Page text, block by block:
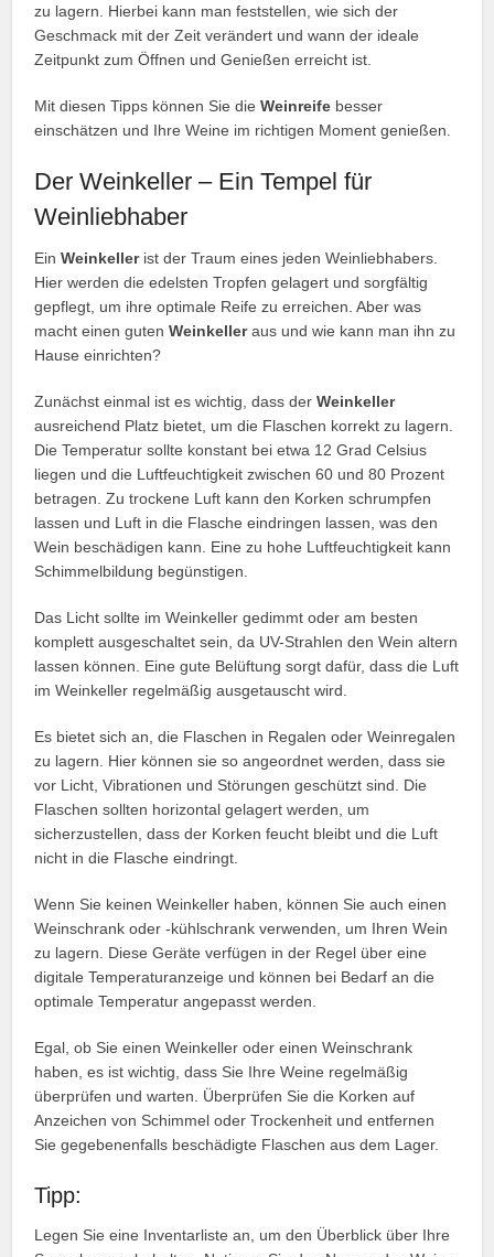
zu lagern. Hierbei kann man feststellen, wie sich der
Geschmack mit der Zeit verändert und wann der ideale
Zeitpunkt zum Öffnen und Genießen erreicht ist.
Mit diesen Tipps können Sie dieWeinreife besser
einschätzen und Ihre Weine im richtigen Moment genießen.
Der Weinkeller – Ein Tempel für
Weinliebhaber
EinWeinkellerist der Traum eines jeden Weinliebhabers.
Hier werden die edelsten Tropfen gelagert und sorgfältig
gepflegt, um ihre optimale Reife zu erreichen. Aber was
macht einen gutenWeinkelleraus und wie kann man ihn zu
Hause einrichten?
Zunächst einmal ist es wichtig, dass derWeinkeller
ausreichend Platz bietet, um die Flaschen korrekt zu lagern.
Die Temperatur sollte konstant bei etwa 12 Grad Celsius
liegen und die Luftfeuchtigkeit zwischen 60 und 80 Prozent
betragen. Zu trockene Luft kann den Korken schrumpfen
lassen und Luft in die Flasche eindringen lassen, was den
Wein beschädigen kann. Eine zu hohe Luftfeuchtigkeit kann
Schimmelbildung begünstigen.
Das Licht sollte im Weinkeller gedimmt oder am besten
komplett ausgeschaltet sein, da UV-Strahlen den Wein altern
lassen können. Eine gute Belüftung sorgt dafür, dass die Luft
im Weinkeller regelmäßig ausgetauscht wird.
Es bietet sich an, die Flaschen in Regalen oder Weinregalen
zu lagern. Hier können sie so angeordnet werden, dass sie
vor Licht, Vibrationen und Störungen geschützt sind. Die
Flaschen sollten horizontal gelagert werden, um
sicherzustellen, dass der Korken feucht bleibt und die Luft
nicht in die Flasche eindringt.
Wenn Sie keinen Weinkeller haben, können Sie auch einen
Weinschrank oder -kühlschrank verwenden, um Ihren Wein
zu lagern. Diese Geräte verfügen in der Regel über eine
digitale Temperaturanzeige und können bei Bedarf an die
optimale Temperatur angepasst werden.
Egal, ob Sie einen Weinkeller oder einen Weinschrank
haben, es ist wichtig, dass Sie Ihre Weine regelmäßig
überprüfen und warten. Überprüfen Sie die Korken auf
Anzeichen von Schimmel oder Trockenheit und entfernen
Sie gegebenenfalls beschädigte Flaschen aus dem Lager.
Tipp:
Legen Sie eine Inventarliste an, um den Überblick über Ihre